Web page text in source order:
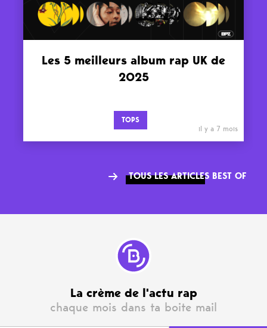
Les 5 meilleurs album rap UK de
2025
TOPS
il y a 7 mois
TOUS LES ARTICLES BEST OF
La crème de l'actu rap
chaque mois dans ta boite mail